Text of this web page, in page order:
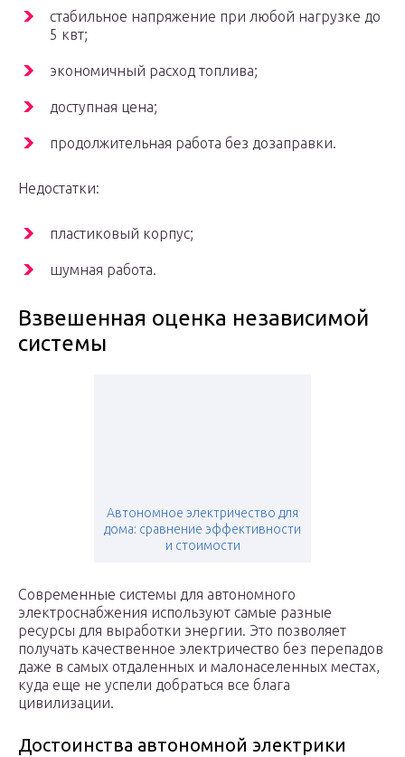
стабильное напряжение при любой нагрузке до
5 квт;
экономичный расход топлива;
доступная цена;
продолжительная работа без дозаправки.
Недостатки:
пластиковый корпус;
шумная работа.
Взвешенная оценка независимой
системы
Автономное электричество для
дома: сравнение эффективности
и стоимости
Современные системы для автономного
электроснабжения используют самые разные
ресурсы для выработки энергии. Это позволяет
получать качественное электричество без перепадов
даже в самых отдаленных и малонаселенных местах,
куда еще не успели добраться все блага
цивилизации.
Достоинства автономной электрики